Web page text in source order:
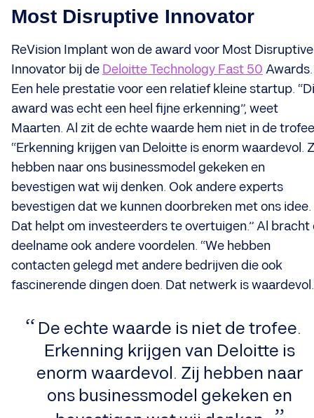
Most Disruptive Innovator
ReVision Implant won de award voor Most Disruptive
Innovator bij de Deloitte Technology Fast 50 Awards.
Een hele prestatie voor een relatief kleine startup.
award was echt een heel fijne erkenning”, weet
Maarten. Al zit de echte waarde hem niet in de
“Erkenning krijgen van Deloitte is enorm waardevol.
hebben naar ons businessmodel gekeken en
bevestigen wat wij denken. Ook andere experts
bevestigen dat we kunnen doorbreken met ons idee.
Dat helpt om investeerders te overtuigen.” Al bracht
deelname ook andere voordelen. “We hebben
contacten gelegd met andere bedrijven die ook
fascinerende dingen doen. Dat netwerk is
​De echte waarde is niet de trofee.
Erkenning krijgen van Deloitte is
enorm waardevol. Zij hebben naar
ons businessmodel gekeken en